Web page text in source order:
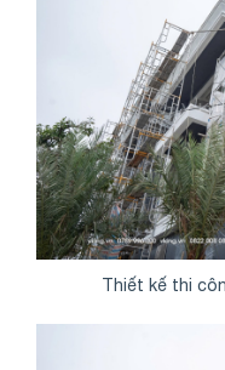
Thiết kế thi